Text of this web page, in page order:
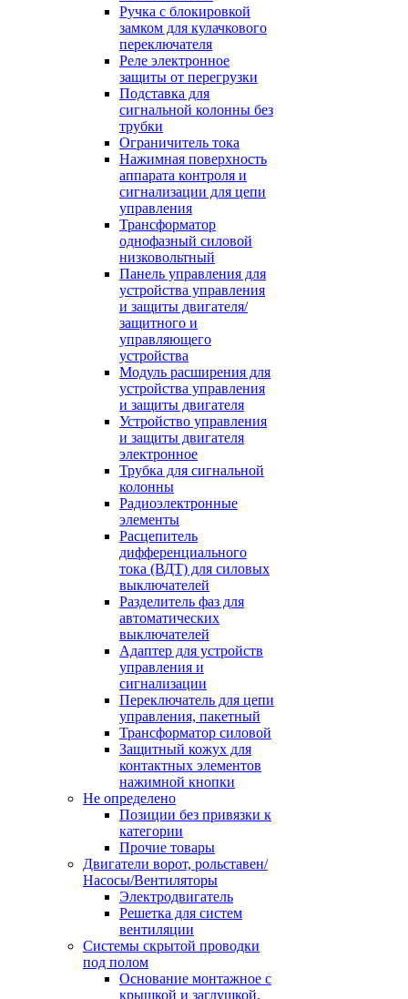
Ручка с блокировкой
замком для кулачкового
переключателя
Реле электронное
защиты от перегрузки
Подставка для
сигнальной колонны без
трубки
Ограничитель тока
Нажимная поверхность
аппарата контроля и
сигнализации для цепи
управления
Трансформатор
однофазный силовой
низковольтный
Панель управления для
устройства управления
и защиты двигателя/
защитного и
управляющего
устройства
Модуль расширения для
устройства управления
и защиты двигателя
Устройство управления
и защиты двигателя
электронное
Трубка для сигнальной
колонны
Радиоэлектронные
элементы
Расцепитель
дифференциального
тока (ВДТ) для силовых
выключателей
Разделитель фаз для
автоматических
выключателей
Адаптер для устройств
управления и
сигнализации
Переключатель для цепи
управления, пакетный
Трансформатор силовой
Защитный кожух для
контактных элементов
нажимной кнопки
Не определено
Позиции без привязки к
категории
Прочие товары
Двигатели ворот, рольставен/
Насосы/Вентиляторы
Электродвигатель
Решетка для систем
вентиляции
Системы скрытой проводки
под полом
Основание монтажное с
крышкой и заглушкой,